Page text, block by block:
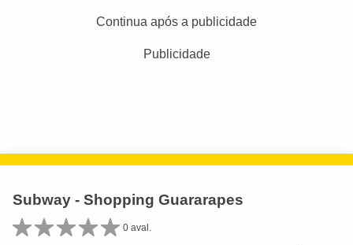
Continua após a publicidade
Publicidade
Subway - Shopping Guararapes
0 aval.